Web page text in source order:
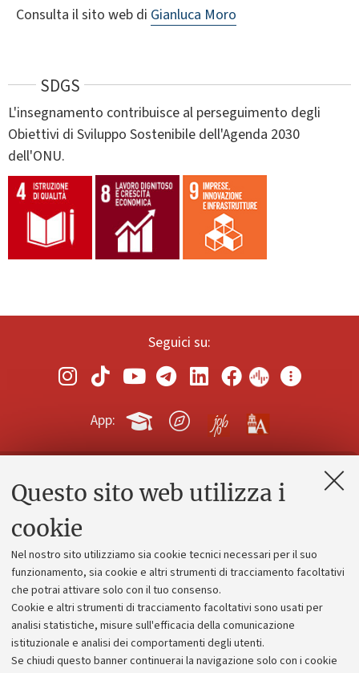
Questo sito web utilizza i
cookie
Nel nostro sito utilizziamo sia cookie tecnici necessari per il suo
funzionamento, sia cookie e altri strumenti di tracciamento facoltativi
che potrai attivare solo con il tuo consenso.
Cookie e altri strumenti di tracciamento facoltativi sono usati per
analisi statistiche, misure sull'efficacia della comunicazione
istituzionale e analisi dei comportamenti degli utenti.
Se chiudi questo banner continuerai la navigazione solo con i cookie
Consulta il sito web di Gianluca Moro
SDGS
L'insegnamento contribuisce al perseguimento degli
Obiettivi di Sviluppo Sostenibile dell'Agenda 2030
dell'ONU.
Seguici su:
App:
Contatti e PEC
Alumni community
Piano strategico
Bilanci
Donazioni e 5x1000